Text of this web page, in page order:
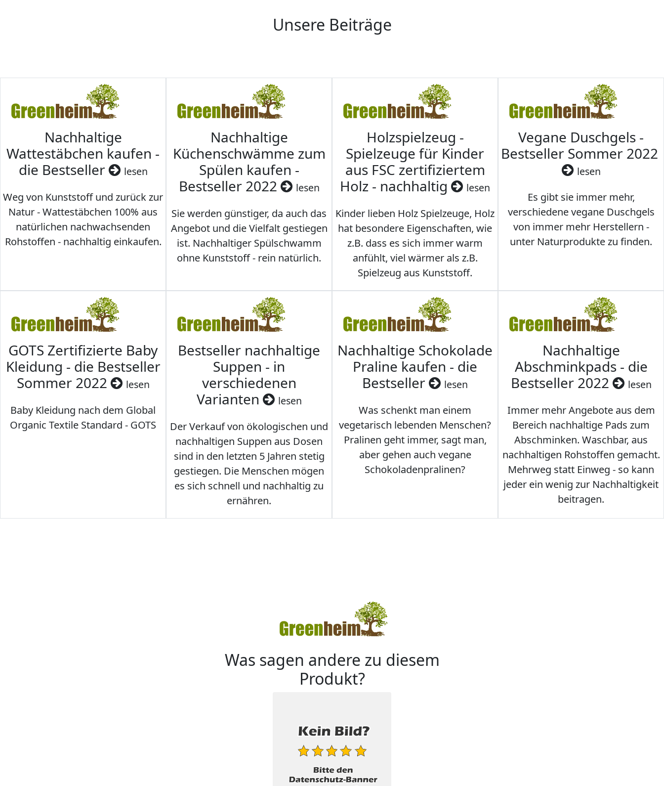
Unsere Beiträge
Nachhaltige
Wattestäbchen kaufen -
die Bestseller
lesen
Weg von Kunststoff und zurück zur
Natur - Wattestäbchen 100% aus
natürlichen nachwachsenden
Rohstoffen - nachhaltig einkaufen.
Nachhaltige
Küchenschwämme zum
Spülen kaufen -
Bestseller 2022
lesen
Sie werden günstiger, da auch das
Angebot und die Vielfalt gestiegen
ist. Nachhaltiger Spülschwamm
ohne Kunststoff - rein natürlich.
Holzspielzeug -
Spielzeuge für Kinder
aus FSC zertifiziertem
Holz - nachhaltig
lesen
Kinder lieben Holz Spielzeuge, Holz
hat besondere Eigenschaften, wie
z.B. dass es sich immer warm
anfühlt, viel wärmer als z.B.
Spielzeug aus Kunststoff.
Vegane Duschgels -
Bestseller Sommer 2022
lesen
Es gibt sie immer mehr,
verschiedene vegane Duschgels
von immer mehr Herstellern -
unter Naturprodukte zu finden.
GOTS Zertifizierte Baby
Kleidung - die Bestseller
Sommer 2022
lesen
Baby Kleidung nach dem Global
Organic Textile Standard - GOTS
Bestseller nachhaltige
Suppen - in
verschiedenen
Varianten
lesen
Der Verkauf von ökologischen und
nachhaltigen Suppen aus Dosen
sind in den letzten 5 Jahren stetig
gestiegen. Die Menschen mögen
es sich schnell und nachhaltig zu
ernähren.
Nachhaltige Schokolade
Praline kaufen - die
Bestseller
lesen
Was schenkt man einem
vegetarisch lebenden Menschen?
Pralinen geht immer, sagt man,
aber gehen auch vegane
Schokoladenpralinen?
Nachhaltige
Abschminkpads - die
Bestseller 2022
lesen
Immer mehr Angebote aus dem
Bereich nachhaltige Pads zum
Abschminken. Waschbar, aus
nachhaltigen Rohstoffen gemacht.
Mehrweg statt Einweg - so kann
jeder ein wenig zur Nachhaltigkeit
beitragen.
Was sagen andere zu diesem
Produkt?